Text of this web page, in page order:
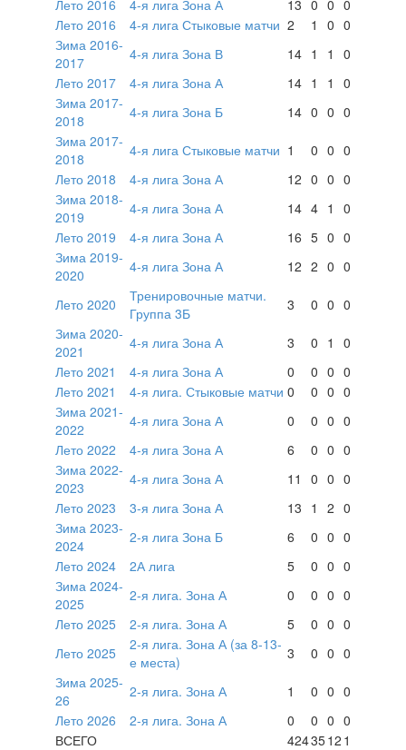
Лето 2016
4-я лига Зона А 13 0 0 0
Лето 2016
4-я лига Стыковые матчи 2 1 0 0
Зима 2016-
2017
4-я лига Зона В 14 1 1
0
Лето 2017
4-я лига Зона А 14 1 1
0
Зима 2017-
2018
4-я лига Зона Б 14 0 0 0
Зима 2017-
2018
4-я лига Стыковые матчи 1 0 0 0
Лето 2018
4-я лига Зона А 12 0 0 0
Зима 2018-
2019
4-я лига Зона А 14 4 1
0
Лето 2019
4-я лига Зона А 16 5 0 0
Зима 2019-
2020
4-я лига Зона А 12 2 0 0
Лето 2020
Тренировочные матчи.
Группа 3Б
3 0 0 0
Зима 2020-
2021
4-я лига Зона А 3 0 1
0
Лето 2021
4-я лига Зона А 0 0 0 0
Лето 2021
4-я лига. Стыковые матчи 0 0 0 0
Зима 2021-
2022
4-я лига Зона А 0 0 0 0
Лето 2022
4-я лига Зона А 6 0 0 0
Зима 2022-
2023
4-я лига Зона А 11 0 0 0
Лето 2023
3-я лига Зона А 13 1 2 0
Зима 2023-
2024
2-я лига Зона Б 6 0 0 0
Лето 2024
2А лига 5 0 0 0
Зима 2024-
2025
2-я лига. Зона А 0 0 0 0
Лето 2025
2-я лига. Зона А 5 0 0 0
Лето 2025
2-я лига. Зона А (за 8-13-
е места)
3 0 0 0
Зима 2025-
26
2-я лига. Зона А 1 0 0 0
Лето 2026
2-я лига. Зона А 0 0 0 0
ВСЕГО
4243512 1